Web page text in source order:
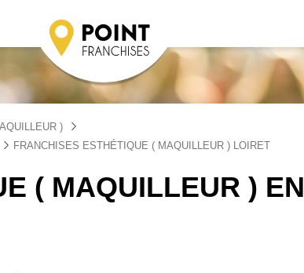
)
FRANCHISES ESTHÉTIQUE ( MAQUILLEUR ) LOIRET
( MAQUILLEUR ) EN